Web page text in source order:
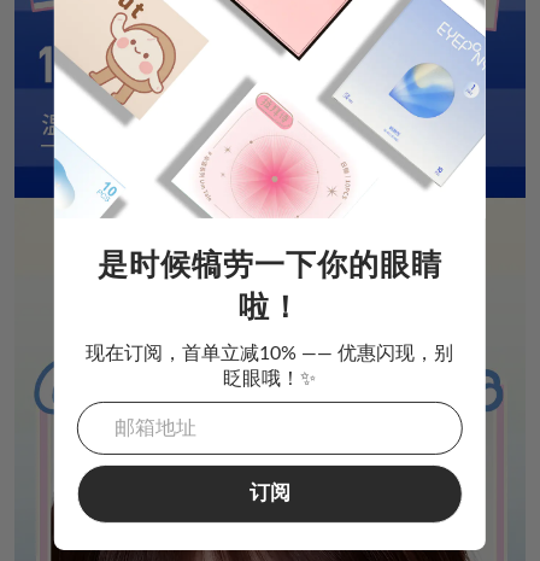
是时候犒劳一下你的眼睛
啦！
现在订阅，首单立减10% —— 优惠闪现，别
眨眼哦！✨
订阅